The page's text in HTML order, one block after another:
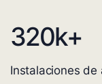
320k+
Instalaciones de